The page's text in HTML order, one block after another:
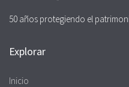
50 años protegiendo el
Explorar
Inicio